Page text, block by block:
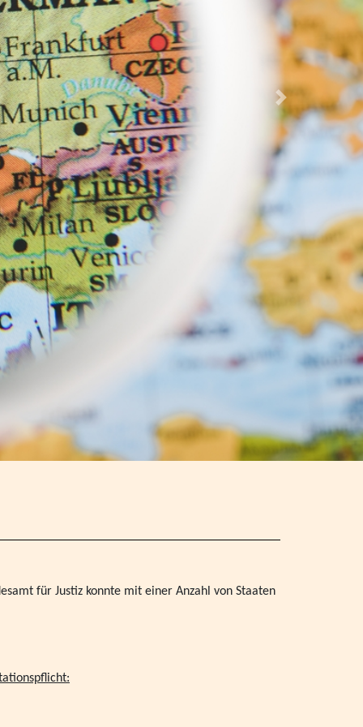
Verwaltungsmitarbeiterin Anita Weiss
Referentin Frau Silke Haarmann, Fachanwältin
Künstliche Intelligenz als Partner in der
Bayern 2025
Zusammenarbeit von Schule und Jugendhilfe
in der VPK Bayern Geschäftsstelle
des VPK
inklusiven Kinder- und Jugendhilfe -
in Dresden
Vor
für Justiz konnte mit einer Anzahl von Staaten